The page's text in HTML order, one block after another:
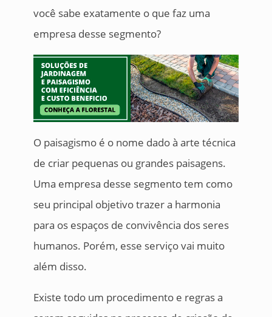
você sabe exatamente o que faz uma
empresa desse segmento?
O paisagismo é o nome dado à arte técnica
de criar pequenas ou grandes paisagens.
Uma empresa desse segmento tem como
seu principal objetivo trazer a harmonia
para os espaços de convivência dos seres
humanos. Porém, esse serviço vai muito
além disso.
Existe todo um procedimento e regras a